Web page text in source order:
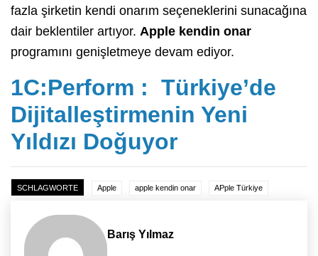
fazla şirketin kendi onarım seçeneklerini sunacağına
dair beklentiler artıyor. Apple kendin onar
programını genişletmeye devam ediyor.
1C:Perform : Türkiye’de
Dijitalleştirmenin Yeni
Yıldızı Doğuyor
SCHLAGWORTE Apple apple kendin onar APple Türkiye
Barış Yılmaz